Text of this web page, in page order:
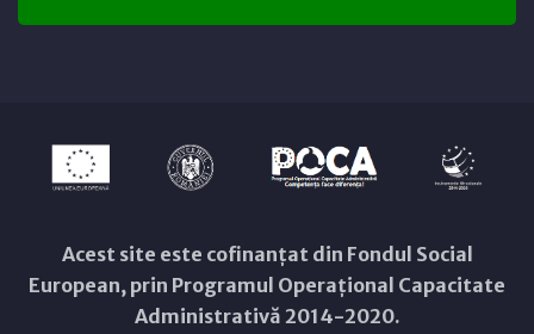
Acest site este cofinanțat din Fondul Social
European, prin Programul Operațional Capacitate
Administrativă 2014-2020.